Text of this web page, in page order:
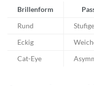
Brillenform
Rund
Eckig
Cat-Eye